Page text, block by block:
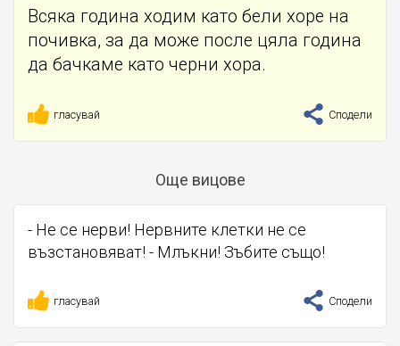
Всяка година ходим като бели хоре на
почивка, за да може после цяла година
да бачкаме като черни хора.
гласувай Сподели
Още вицове
- Не се нерви! Нервните клетки не се
възстановяват! - Млъкни! Зъбите също!
гласувай Сподели